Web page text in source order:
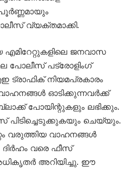
വ്യക്തമാക്കി.
ജനവാസ
പോലീസ് പട്രോളിംഗ്
ട്രാഫിക് നിയമപ്രകാരം
ഓടിക്കുന്നവർക്ക്
പോയിന്റുകളും ലഭിക്കും.
പിടിച്ചെടുക്കുകയും ചെയ്യും.
വരുത്തിയ വാഹനങ്ങൾ
ദിർഹം വരെ ഫീസ്
അറിയിച്ചു. ഈ